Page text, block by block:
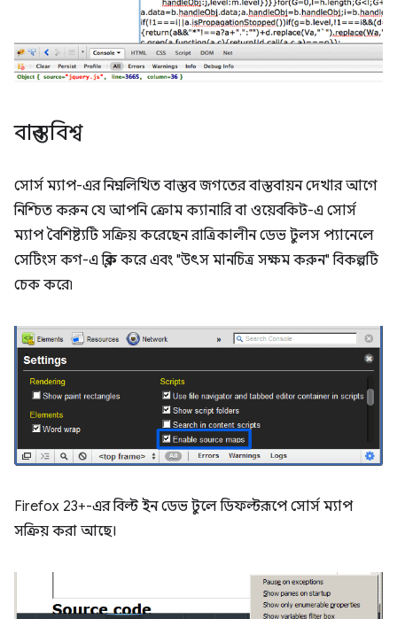
বাস্তব বিশ্ব
সোর্স ম্যাপ-এর নিম্নলিখিত বাস্তব জগতের বাস্তবায়ন দেখার আগে
নিশ্চিত করুন যে আপনি ক্রোম ক্যানারি বা ওয়েবকিট-এ সোর্স
ম্যাপ বৈশিষ্ট্যটি সক্রিয় করেছেন রাত্রিকালীন ডেভ টুলস প্যানেলে
সেটিংস কগ-এ ক্লিক করে এবং "উৎস মানচিত্র সক্ষম করুন" বিকল্পটি
চেক করে৷
Firefox 23+-এর বিল্ট ইন ডেভ টুলে ডিফল্টরূপে সোর্স ম্যাপ
সক্রিয় করা আছে।